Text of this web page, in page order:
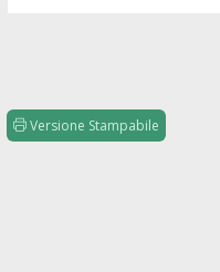
Versione Stampabile